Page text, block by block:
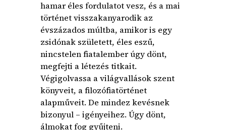
hamar éles fordulatot vesz, és a mai
történet visszakanyarodik az
évszázados múltba, amikor is egy
zsidónak született, éles eszű,
nincstelen fiatalember úgy dönt,
megfejti a létezés titkait.
Végigolvassa a világvallások szent
könyveit, a filozófiatörténet
alapműveit. De mindez kevésnek
bizonyul – igényeihez. Úgy dönt,
álmokat fog gyűjteni.